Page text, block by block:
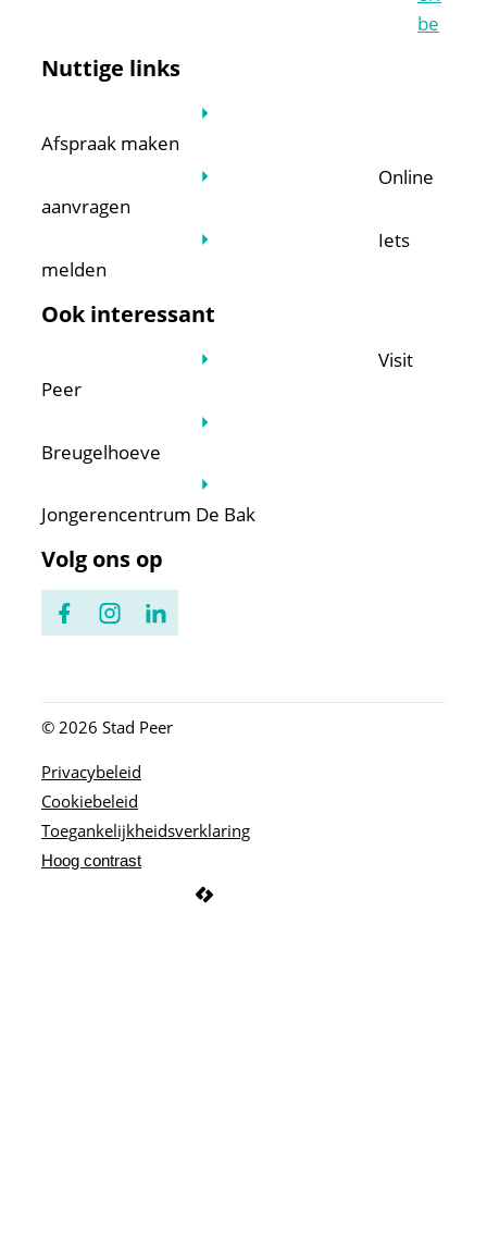
be
Nuttige links
Afspraak maken
Online
aanvragen
Iets
melden
Ook interessant
Visit
Peer
Breugelhoeve
Jongerencentrum De Bak
Volg ons op
FacebookInstagramLinkedIn
© 2026 Stad Peer
Privacybeleid
Cookiebeleid
Toegankelijkheidsverklaring
Hoog contrast